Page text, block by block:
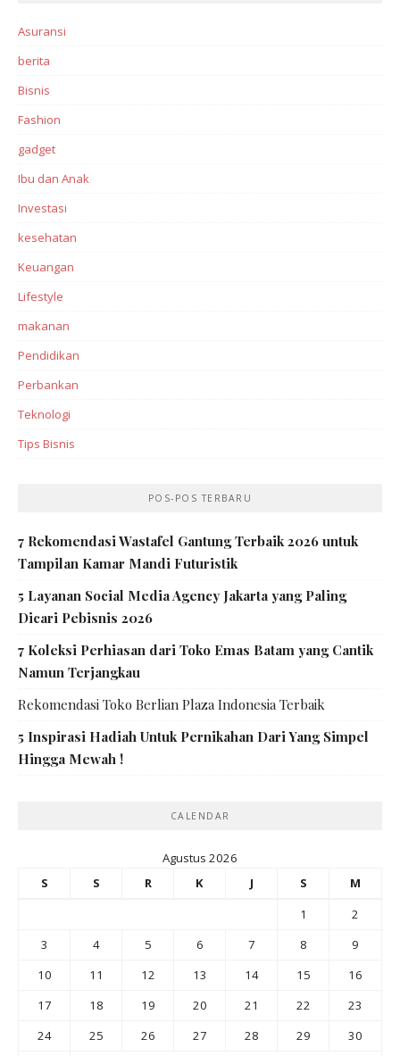
Asuransi
berita
Bisnis
Fashion
gadget
Ibu dan Anak
Investasi‎
kesehatan
Keuangan
Lifestyle
makanan
Pendidikan
Perbankan‎
Teknologi
Tips Bisnis
POS-POS TERBARU
7 Rekomendasi Wastafel Gantung Terbaik 2026 untuk
Tampilan Kamar Mandi Futuristik
5 Layanan Social Media Agency Jakarta yang Paling
Dicari Pebisnis 2026
7 Koleksi Perhiasan dari Toko Emas Batam yang Cantik
Namun Terjangkau
Rekomendasi Toko Berlian Plaza Indonesia Terbaik
5 Inspirasi Hadiah Untuk Pernikahan Dari Yang Simpel
Hingga Mewah !
CALENDAR
Agustus 2026
S
S R K J S
M
1
2
3
4 5 6 7 8
9
10
11 12 13 14 15
16
17
18 19 20 21 22
23
24
25 26 27 28 29
30